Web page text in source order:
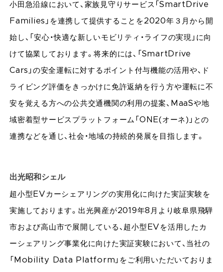
小田急沿線において、家族見守りサービス「SmartDrive
Families」を連携して提供することを2020年３月から開
始し、「安心・快適な新しいモビリティ・ライフの実現」に向
けて協業しております。将来的には、「SmartDrive
Cars」の安全運転に対するポイント付与機能の活用や、ド
ライビング評価をきっかけに免許返納を行う方や運転に不
安を覚える方への公共交通機関の利用の提案、MaaSや地
域密着型サービスプラットフォーム「ONE(オーネ)」との
連携などを通じ、社会・地域の持続的発展を目指します。
出光昭和シェル
超小型EVカーシェアリングの実用化に向けた実証実験を
実施しております。出光興産が2019年8月より岐阜県飛騨
市および高山市で展開している、超小型EVを活用したカ
ーシェアリング事業化に向けた実証実験において、当社の
「Mobility Data Platform」をご利用いただいておりま